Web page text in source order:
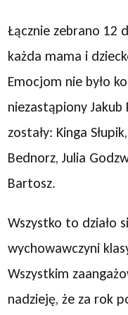
Łącznie zebrano 12
każda mama i
Emocjom nie było
niezastąpiony
zostały: Kinga
Bednorz, Julia
Bartosz.
Wszystko to działo
wychowawczyni
Wszystkim
nadzieję, że za rok